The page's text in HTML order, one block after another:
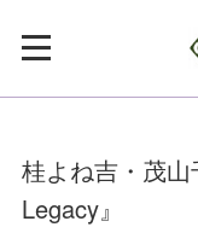
桂よね吉・茂
Legacy』